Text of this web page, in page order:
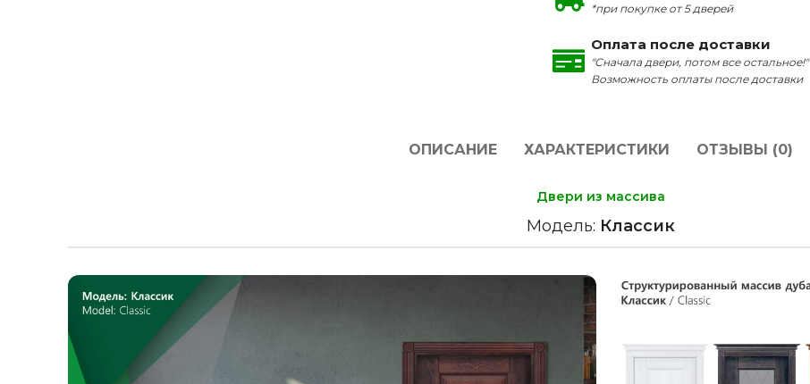
*при покупке от 5 дверей
Оплата после доставки
"Сначала двери, потом все остальное!"
Возможность оплаты после доставки
ОПИСАНИЕ ХАРАКТЕРИСТИКИ ОТЗЫВЫ (0)
Двери из массива
Модель: Классик